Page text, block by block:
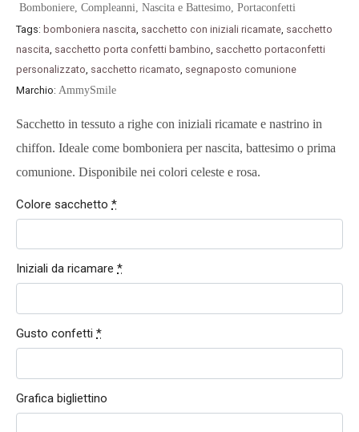
Bomboniere, Compleanni, Nascita e Battesimo, Portaconfetti
Tags: bomboniera nascita, sacchetto con iniziali ricamate, sacchetto
nascita, sacchetto porta confetti bambino, sacchetto portaconfetti
personalizzato, sacchetto ricamato, segnaposto comunione
Marchio: AmmySmile
Sacchetto in tessuto a righe con iniziali ricamate e nastrino in
chiffon. Ideale come bomboniera per nascita, battesimo o prima
comunione. Disponibile nei colori celeste e rosa.
Colore sacchetto *
Iniziali da ricamare *
Gusto confetti *
Grafica bigliettino